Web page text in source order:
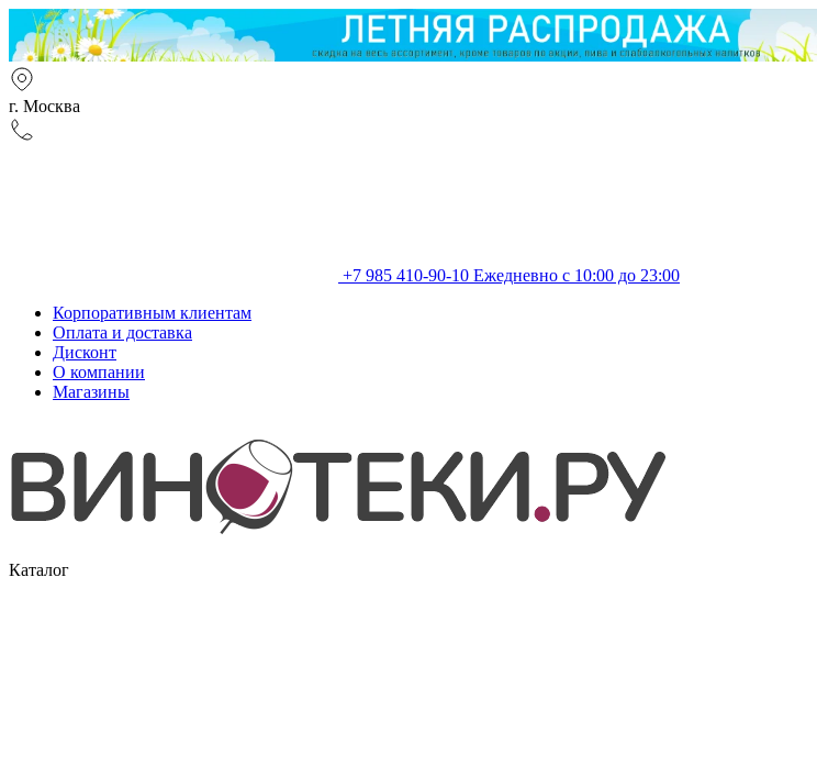
г. Москва
+7 985 410-90-10 Ежедневно с 10:00 до 23:00
Корпоративным клиентам
Оплата и доставка
Дисконт
О компании
Магазины
Каталог